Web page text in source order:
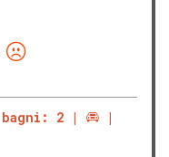
bagni: 2